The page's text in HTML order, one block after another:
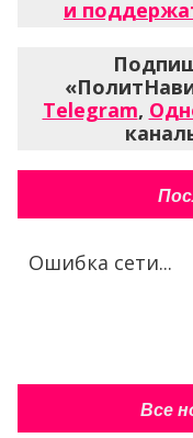
и
Telegram,
Ошибка сети...
Все